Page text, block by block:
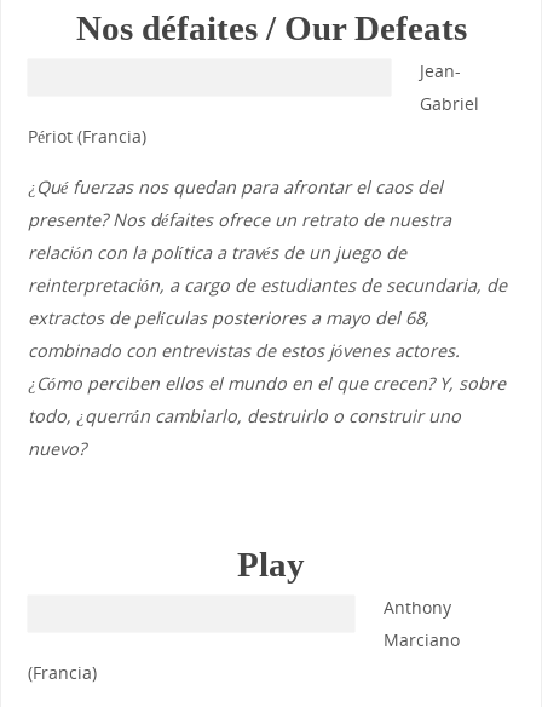
Nos défaites / Our Defeats
Jean-
Gabriel
Périot (Francia)
¿Qué fuerzas nos quedan para afrontar el caos del
presente? Nos défaites ofrece un retrato de nuestra
relación con la política a través de un juego de
reinterpretación, a cargo de estudiantes de secundaria, de
extractos de películas posteriores a mayo del 68,
combinado con entrevistas de estos jóvenes actores.
¿Cómo perciben ellos el mundo en el que crecen? Y, sobre
todo, ¿querrán cambiarlo, destruirlo o construir uno
nuevo?
Play
Anthony
Marciano
(Francia)